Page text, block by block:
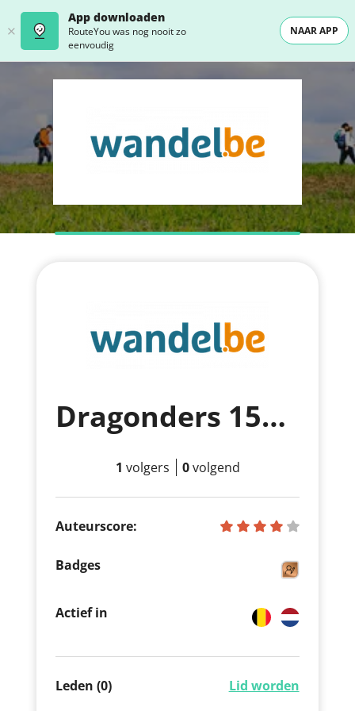
App downloaden
RouteYou was nog nooit zo
eenvoudig
NAAR APP
Dragonders 158232
1 volgers 0volgend
Auteurscore:
Badges
Actief in
Leden (0) Lid worden